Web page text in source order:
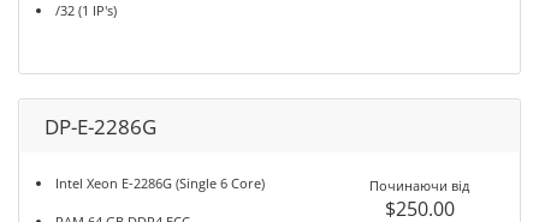
/32 (1 IP's)
DP-E-2286G
Intel Xeon E-2286G (Single 6 Core) Починаючи від
$250.00